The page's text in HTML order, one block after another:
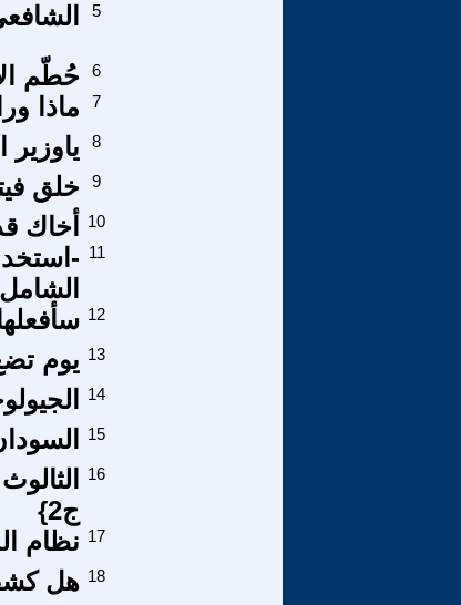
5
حُطّم
6
ماذا 7
8
خلق 9
أخاك
10
- 11
12
يوم 13
14
15
ج2}
16
نظام 17
هل 18